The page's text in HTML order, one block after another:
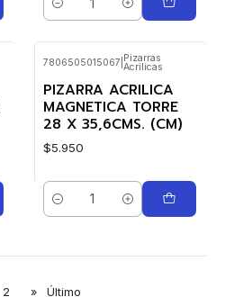
Cantidad
7806505015067 Pizarras
Acrilicas
PIZARRA ACRILICA
MAGNETICA TORRE
28 X 35,6CMS. (CM)
$5.950
Cantidad
2 » Último